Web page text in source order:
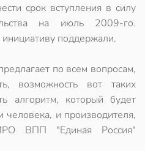
срок вступления в силу
на июль 2009-го.
поддержали.
по всем вопросам,
возможность вот таких
алгоритм, который будет
человека, и производителя,
ВПП "Единая Россия"